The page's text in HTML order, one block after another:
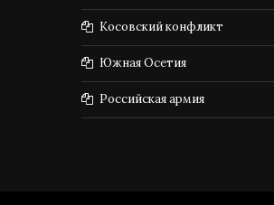
Косовский конфликт
Южная Осетия
Российская армия